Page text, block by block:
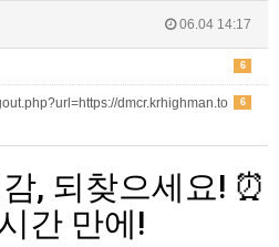
06.04 14:17
6
6
dmcr.krhighman.to
, 되찾으세요! ⏰
간 만에!